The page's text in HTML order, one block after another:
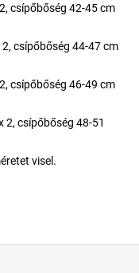
csípőbőség 42-45 cm
csípőbőség 44-47 cm
csípőbőség 46-49 cm
2, csípőbőség 48-51
visel.